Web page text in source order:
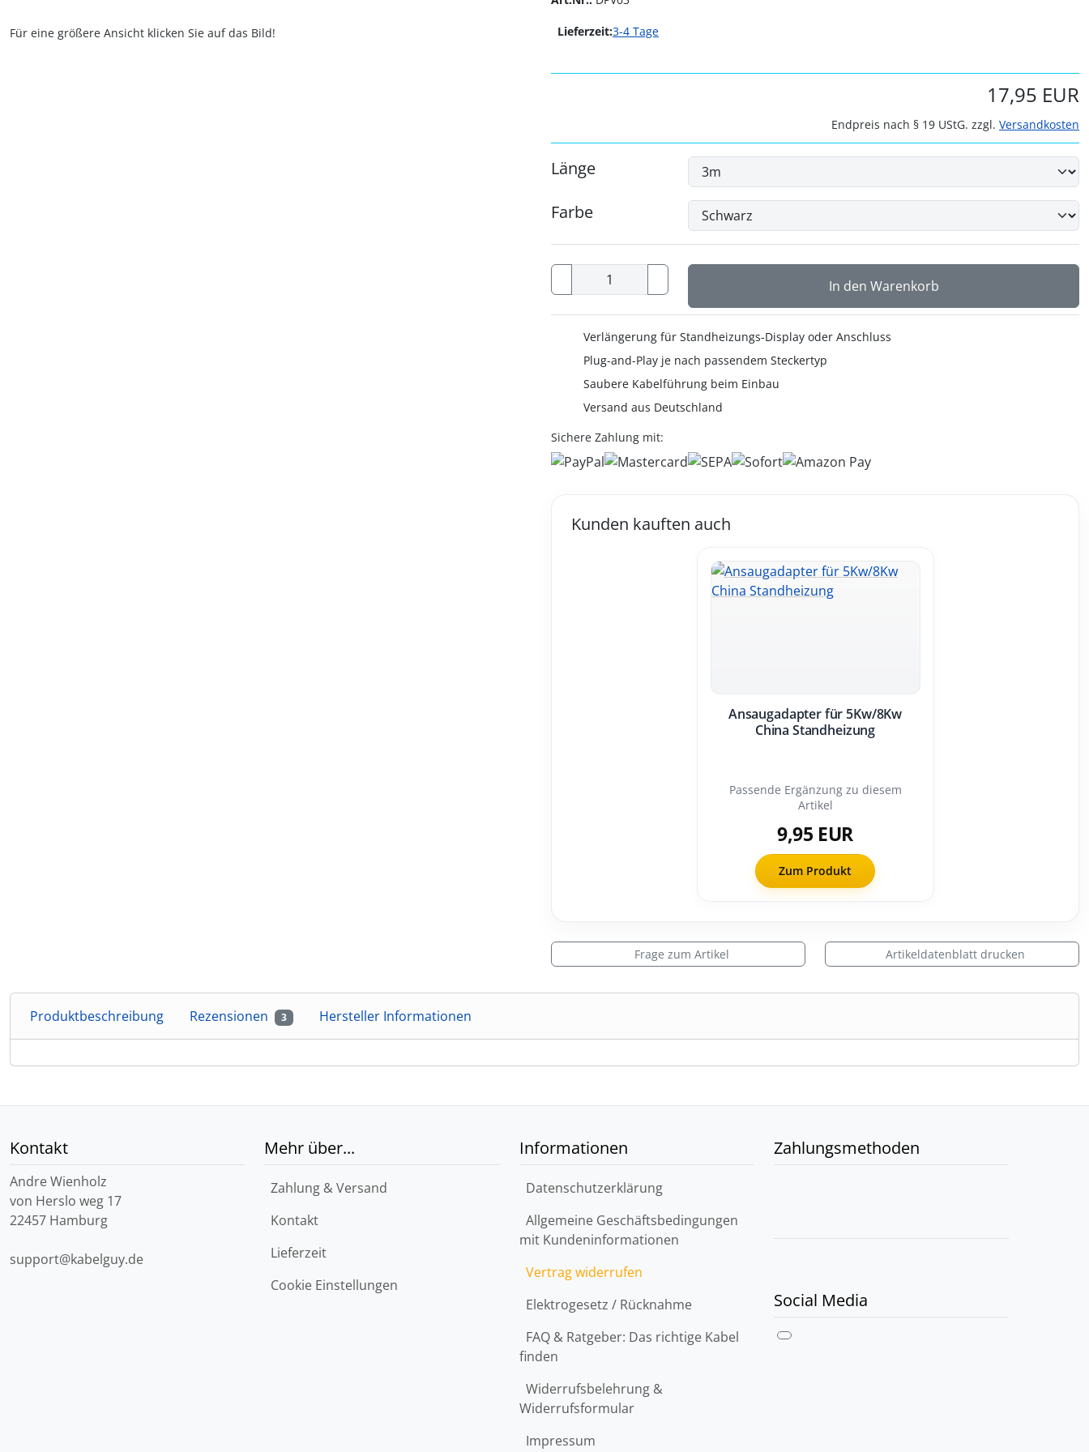
Lieferzeit:3-4 Tage
Für eine größere Ansicht klicken Sie auf das Bild!
17,95 EUR
Endpreis nach § 19 UStG. zzgl. Versandkosten
Länge
Farbe
In den Warenkorb
Verlängerung für Standheizungs-Display oder Anschluss
Plug-and-Play je nach passendem Steckertyp
Saubere Kabelführung beim Einbau
Versand aus Deutschland
Sichere Zahlung mit:
Kunden kauften auch
Ansaugadapter für 5Kw/8Kw
China Standheizung
Passende Ergänzung zu diesem
Artikel
9,95 EUR
Zum Produkt
Frage zum Artikel Artikeldatenblatt drucken
Produktbeschreibung Rezensionen 3 Hersteller Informationen
Kontakt
Andre Wienholz
von Herslo weg 17
22457 Hamburg
support@kabelguy.de
Mehr über...
Zahlung & Versand
Kontakt
Lieferzeit
Cookie Einstellungen
Informationen
Datenschutzerklärung
Allgemeine Geschäftsbedingungen
mit Kundeninformationen
Vertrag widerrufen
Elektrogesetz / Rücknahme
FAQ & Ratgeber: Das richtige Kabel
finden
Widerrufsbelehrung &
Widerrufsformular
Impressum
Zahlungsmethoden
Social Media